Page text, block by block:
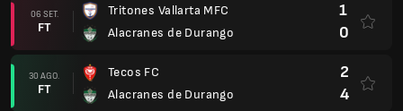
06 SET.
FT
Tritones Vallarta MFC
Alacranes de Durango
1
0
30 AGO.
FT
Tecos FC
Alacranes de Durango
2
4